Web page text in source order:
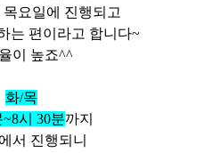
요일에 진행되고
는 편이라고 합니다~
이 높죠^^
화/목
~8시 30분까지
서 진행되니